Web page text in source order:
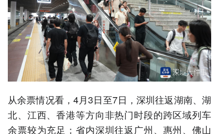
从余票情况看，4月3日至7日，深圳往返湖南、湖
北、江西、香港等方向非热门时段的跨区域列车
余票较为充足；省内深圳往返广州、惠州、佛山